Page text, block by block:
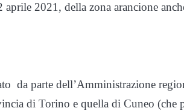
2021, della zona arancione
da parte dell’Amministrazione
di Torino e quella di Cuneo (che